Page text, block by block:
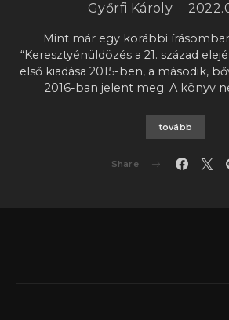
Győrfi Károly
Mint már egy korábbi
“Keresztyénüldözés a 21. század
első kiadása 2015-ben, a második,
2016-ban jelent meg. A könyv
tovább
Share